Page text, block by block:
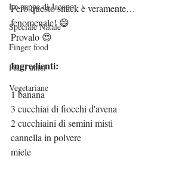
Le pappe di Jacopo
Speciale Natale
Finger food
Piatti unici
Vegetariane
Però questo snack è veramente…
fenomenale! 😄
Provalo 😍
Ingredienti:
1 banana
3 cucchiai di fiocchi d'avena
2 cucchiaini di semini misti
cannella in polvere
miele